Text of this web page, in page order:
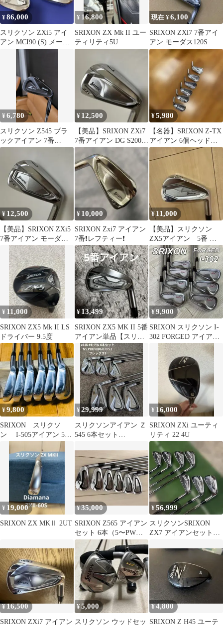
¥86,000
スリクソン ZXi5 アイ
アン MCI90 (S) メーカ
ー特注 5本セット
¥ 16,800
SRIXON ZX Mk II ユー
ティリティ5U
現在 ¥6,100
SRIXON ZXi7 7番アイ
アン モーダス120S
¥6,780
スリクソン Z545 ブラ
ックアイアン 7番
NS980gh D.S.T S
¥ 12,500
【美品】SRIXON ZXi7
7番アイアン DG S200ダ
イナミックゴールド
¥5,980
【名器】SRIXON Z-TX
アイアン 6個ヘッドセ
ット
¥ 12,500
【美品】SRIXON ZXi5
7番アイアン モーダス
105S
¥ 10,000
SRIXON Zxi7 アイアン
7番❗️レフティー❗️
¥ 11,000
【美品】スリクソン
ZX5アイアン 5番 モ
ーダス105S
¥ 11,000
SRIXON ZX5 Mk II LS
ドライバー 9.5度
¥ 13,499
SRIXON ZX5 MK II 5番
アイアン単品【スリク
ソン】
¥9,900
SRIXON スリクソン I-
302 FORGED アイアン
セット 右
¥9,800
SRIXON スリクソ
ン I-505アイアン 5I
～PW 6本セット
¥29,999
スリクソンアイアン Ｚ
545 6本セット
¥ 16,000
SRIXON ZXi ユーティ
リティ 22 4U
¥ 19,000
SRIXON ZX MKⅡ 2UT
¥35,000
SRIXON Z565 アイアン
セット 6本（5〜PW）D
ゴールド105 S
¥56,999
スリクソンSRIXON
ZX7 アイアンセット
¥16,500
SRIXON ZXi7 アイアン
¥5,000
スリクソン ウッドセッ
¥4,800
SRIXON Z H45 ユーテ